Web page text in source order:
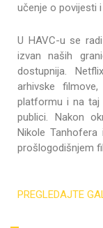
učenje o povijesti
U HAVC-u se
izvan naših
dostupnija.
arhivske
platformu i na taj
publici. Nakon
Nikole
prošlogodišnjem
PREGLEDAJTE